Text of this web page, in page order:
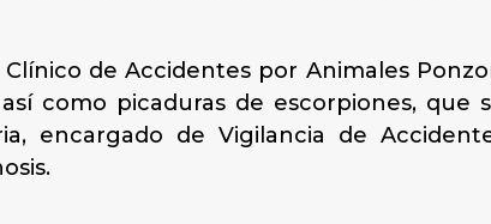
de Accidentes por Animales
como picaduras de escorpiones, que
encargado de Vigilancia de